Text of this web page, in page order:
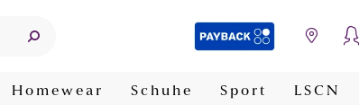
Homewear Schuhe Sport LSCN